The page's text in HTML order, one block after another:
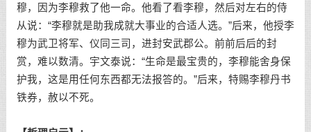
穆，因为李穆救了他一命。他看了看李穆，然后对左右的侍
从说：“李穆就是助我成就大事业的合适人选。”后来，他授李
穆为武卫将军、仪同三司，进封安武郡公。前前后后的封
赏，难以数清。宇文泰说：“生命是最宝贵的，李穆能舍身保
护我，这是用任何东西都无法报答的。”后来，特赐李穆丹书
铁券，赦以不死。